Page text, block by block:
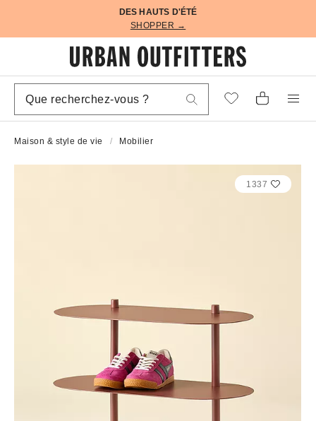
DES HAUTS D'ÉTÉ
SHOPPER →
Maison & style de vie Mobilier
1337